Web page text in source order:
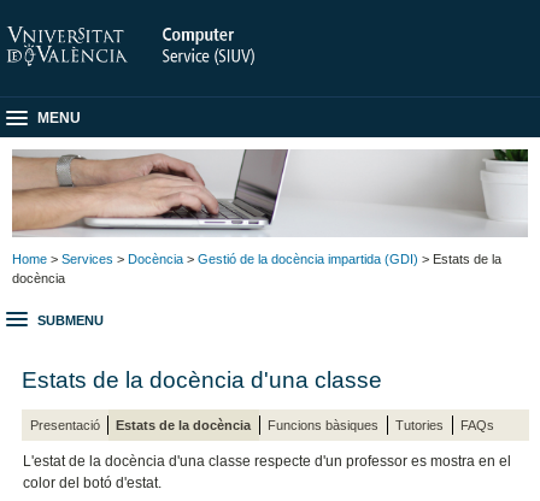
MENU
Home > Services > Docència > Gestió de la docència impartida (GDI) > Estats de la
docència
SUBMENU
Estats de la docència d'una classe
Presentació Estats de la docència Funcions bàsiques Tutories FAQs
L'estat de la docència d'una classe respecte d'un professor es mostra en el
color del botó d'estat.